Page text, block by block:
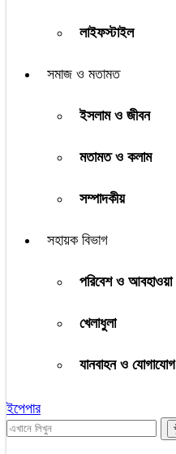
লাইফস্টাইল
সমাজ ও মতামত
ইসলাম ও জীবন
মতামত ও কলাম
সম্পাদকীয়
সহায়ক বিভাগ
পরিবেশ ও আবহাওয়া
খেলাধুলা
যানবাহন ও যোগাযোগ
ইপেপার